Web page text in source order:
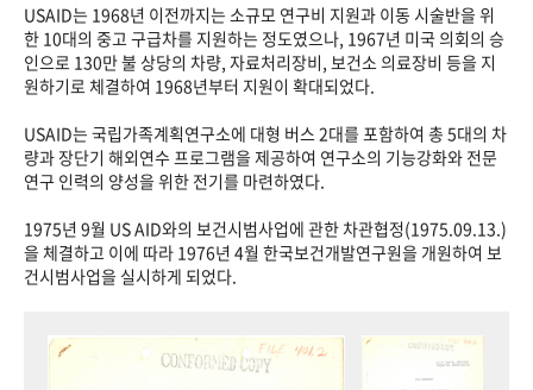
USAID는 1968년 이전까지는 소규모 연구비 지원과 이동 시술반을 위
한 10대의 중고 구급차를 지원하는 정도였으나, 1967년 미국 의회의 승
인으로 130만 불 상당의 차량, 자료처리장비, 보건소 의료장비 등을 지
원하기로 체결하여 1968년부터 지원이 확대되었다.
USAID는 국립가족계획연구소에 대형 버스 2대를 포함하여 총 5대의 차
량과 장단기 해외연수 프로그램을 제공하여 연구소의 기능강화와 전문
연구 인력의 양성을 위한 전기를 마련하였다.
1975년 9월 US AID와의 보건시범사업에 관한 차관협정(1975.09.13.)
을 체결하고 이에 따라 1976년 4월 한국보건개발연구원을 개원하여 보
건시범사업을 실시하게 되었다.